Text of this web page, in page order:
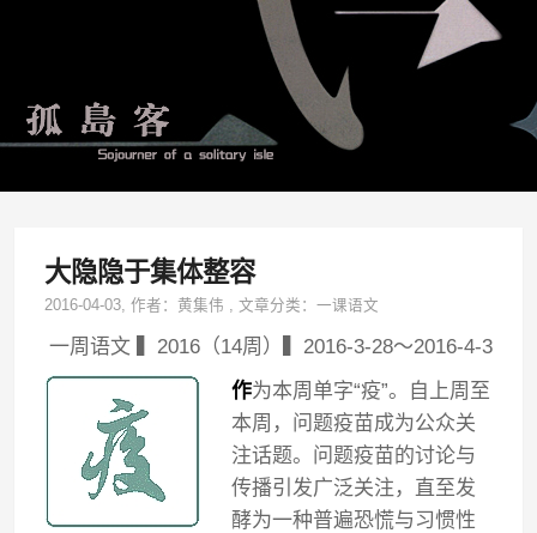
大隐隐于集体整容
2016-04-03, 作者：黄集伟 ,文章分类：一课语文
一周语文 ▍2016（14周）▍2016-3-28～2016-4-3
作为本周单字“疫”。自上周至
本周，问题疫苗成为公众关
注话题。问题疫苗的讨论与
传播引发广泛关注，直至发
酵为一种普遍恐慌与习惯性